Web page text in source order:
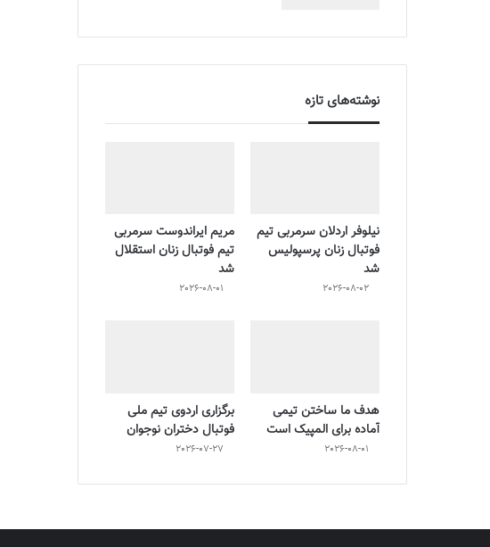
نوشته‌های تازه
نیلوفر اردلان سرمربی تیم
فوتبال زنان پرسپولیس
شد
2026-08-02
مریم ایراندوست سرمربی
تیم فوتبال زنان استقلال
شد
2026-08-01
هدف ما ساختن تیمی
آماده برای المپیک است
2026-08-01
برگزاری اردوی تیم ملی
فوتبال دختران نوجوان
2026-07-27